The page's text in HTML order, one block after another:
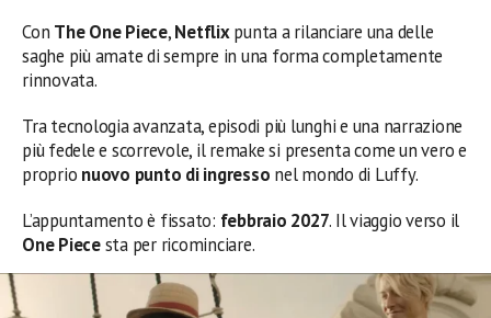
Con The One Piece,Netflixpunta a rilanciare una delle
saghe più amate di sempre in una forma completamente
rinnovata.
Tra tecnologia avanzata, episodi più lunghi e una narrazione
più fedele e scorrevole, il remake si presenta come un vero e
proprio nuovo punto di ingresso nel mondo di Luffy.
L’appuntamento è fissato: febbraio 2027. Il viaggio verso il
One Piecesta per ricominciare.